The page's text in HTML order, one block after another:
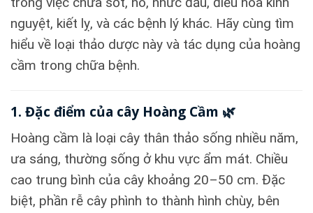
nguyệt, kiết lỵ, và các bệnh lý khác. Hãy cùng tìm
hiểu về loại thảo dược này và tác dụng của hoàng
cầm trong chữa bệnh.
1. Đặc điểm của cây Hoàng Cầm 🌿
Hoàng cầm là loại cây thân thảo sống nhiều năm,
ưa sáng, thường sống ở khu vực ẩm mát. Chiều
cao trung bình của cây khoảng 20–50 cm. Đặc
biệt, phần rễ cây phình to thành hình chùy, bên